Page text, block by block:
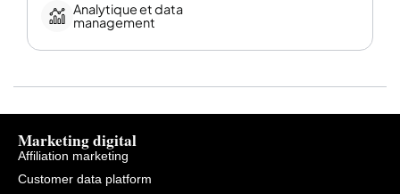
Analytique et data
management
Marketing digital
Affiliation marketing
Customer data platform